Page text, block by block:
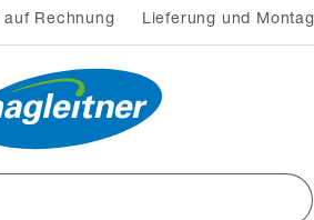
auf Rechnung Lieferung und